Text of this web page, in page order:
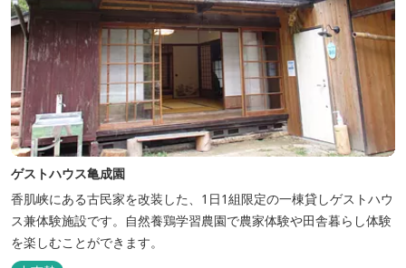
ゲストハウス亀成園
香肌峡にある古民家を改装した、1日1組限定の一棟貸しゲストハウ
ス兼体験施設です。​自然養鶏学習農園で農家体験や田舎暮らし体験
を楽しむことができます。